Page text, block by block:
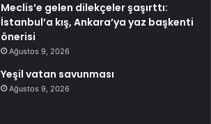
Meclis’e gelen dilekçeler şaşırttı:
İstanbul’a kış, Ankara’ya yaz başkenti
önerisi
Ağustos 9, 2026
Yeşil vatan savunması
Ağustos 9, 2026